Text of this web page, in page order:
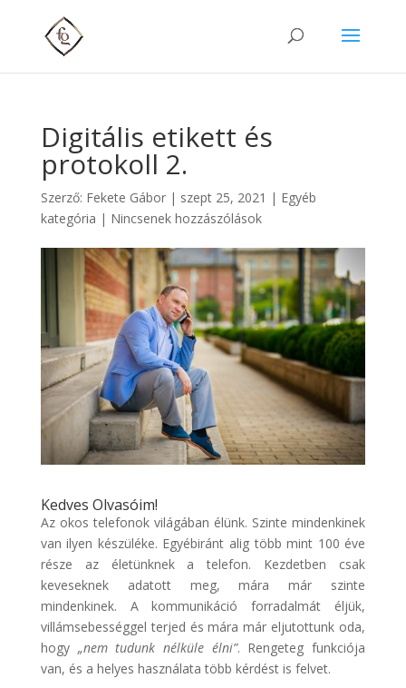
Digitális etikett és
protokoll 2.
Szerző: Fekete Gábor| szept 25, 2021 | Egyéb
kategória | Nincsenek hozzászólások
Kedves Olvasóim!
Az okos telefonok világában élünk. Szinte mindenkinek
van ilyen készüléke. Egyébiránt alig több mint 100 éve
része az életünknek a telefon. Kezdetben csak
keveseknek adatott meg, mára már szinte
mindenkinek. A kommunikáció forradalmát éljük,
villámsebességgel terjed és mára már eljutottunk oda,
hogy „nem tudunk nélküle élni”. Rengeteg funkciója
van, és a helyes használata több kérdést is felvet.